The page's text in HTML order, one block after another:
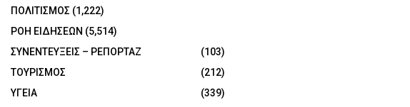
ΠΟΛΙΤΙΣΜΟΣ (1,222)
ΡΟΗ ΕΙΔΗΣΕΩΝ (5,514)
ΣΥΝΕΝΤΕΥΞΕΙΣ – ΡΕΠΟΡΤΑΖ
(103)
ΤΟΥΡΙΣΜΟΣ
(212)
ΥΓΕΙΑ
(339)